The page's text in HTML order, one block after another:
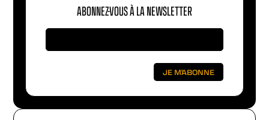
ABONNEZ-VOUS À LA NEWSLETTER